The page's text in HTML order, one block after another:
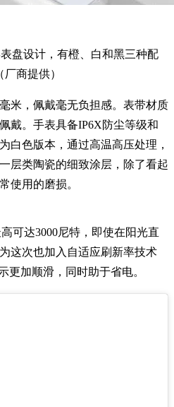
盘设计，有橙、白和黑三种配
厂商提供）
米，佩戴毫无负担感。表带材质
戴。手表具备IP6X防尘等级和
白色版本，通过高温高压处理，
层类陶瓷的细致涂层，除了看起
使用的磨损。
可达3000尼特，即使在阳光直
这次也加入自适应刷新率技术
更加顺滑，同时助于省电。